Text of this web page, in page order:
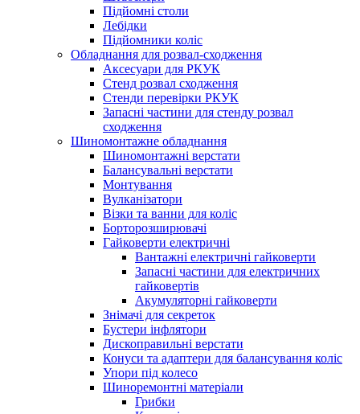
Підйомні столи
Лебідки
Підйомники коліс
Обладнання для розвал-сходження
Аксесуари для РКУК
Стенд розвал сходження
Стенди перевірки РКУК
Запасні частини для стенду розвал
сходження
Шиномонтажне обладнання
Шиномонтажні верстати
Балансувальні верстати
Монтування
Вулканізатори
Візки та ванни для коліс
Борторозширювачі
Гайковерти електричні
Вантажні електричні гайковерти
Запасні частини для електричних
гайковертів
Акумуляторні гайковерти
Знімачі для секреток
Бустери інфлятори
Дископравильні верстати
Конуси та адаптери для балансування коліс
Упори під колесо
Шиноремонтні матеріали
Грибки